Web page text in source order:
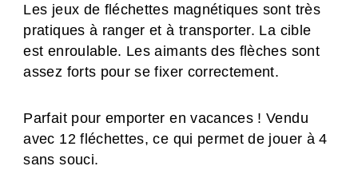
Les jeux de fléchettes magnétiques sont très
pratiques à ranger et à transporter. La cible
est enroulable. Les aimants des flèches sont
assez forts pour se fixer correctement.
Parfait pour emporter en vacances ! Vendu
avec 12 fléchettes, ce qui permet de jouer à 4
sans souci.